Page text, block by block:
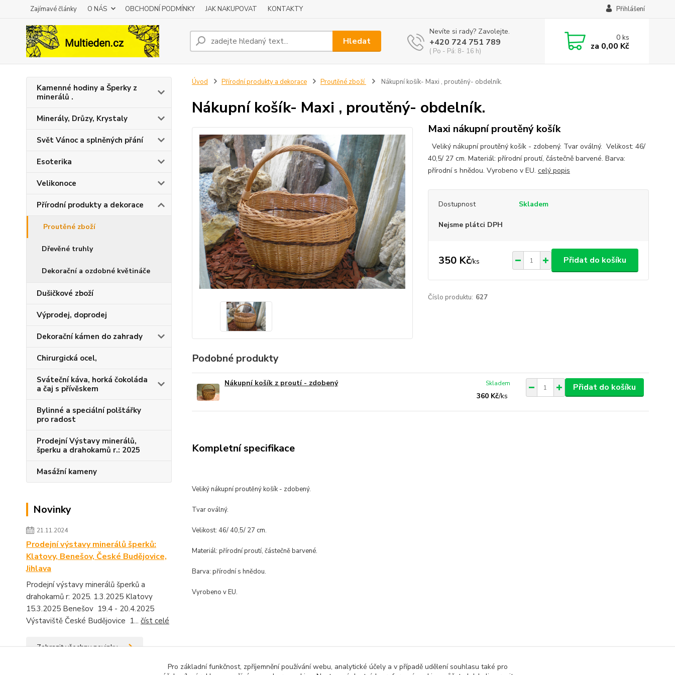
Zajímavé články O NÁS OBCHODNÍ PODMÍNKY JAK NAKUPOVAT KONTAKTY Přihlášení
Hledat
Nevíte si rady? Zavolejte.
+420 724 751 789
( Po - Pá: 8- 16 h)
0ks
za 0,00 Kč
Kamenné hodiny a Šperky z
minerálů .
Minerály, Drůzy, Krystaly
Svět Vánoc a splněných přání
Esoterika
Velikonoce
Přírodní produkty a dekorace
Proutěné zboží
Dřevěné truhly
Dekorační a ozdobné květináče
Dušičkové zboží
Výprodej, doprodej
Dekorační kámen do zahrady
Chirurgická ocel,
Sváteční káva, horká čokoláda
a čaj s přívěskem
Bylinné a speciální polštářky
pro radost
Prodejní Výstavy minerálů,
šperku a drahokamů r.: 2025
Masážní kameny
Novinky
21.11.2024
Prodejní výstavy minerálů šperků:
Klatovy, Benešov, České Budějovice,
Jihlava
Prodejní výstavy minerálů šperků a
drahokamů r: 2025. 1.3.2025 Klatovy
15.3.2025 Benešov 19.4 - 20.4.2025
Výstaviště České Budějovice 1... číst celé
Zobrazit všechny novinky
Úvod Přírodní produkty a dekorace Proutěné zboží Nákupní košík- Maxi , proutěný- obdelník.
Nákupní košík- Maxi , proutěný- obdelník.
Maxi nákupní proutěný košík
Veliký nákupní proutěný košík - zdobený. Tvar oválný. Velikost: 46/
40,5/ 27 cm. Materiál: přírodní proutí, částečně barvené. Barva:
přírodní s hnědou. Vyrobeno v EU. celý popis
Dostupnost Skladem
Nejsme plátci DPH
350 Kč/ks Přidat do košíku
Číslo produktu: 627
Podobné produkty
Nákupní košík z proutí - zdobený
360 Kč/ks
Skladem Přidat do košíku
Kompletní specifikace
Veliký nákupní proutěný košík - zdobený.
Tvar oválný.
Velikost: 46/ 40,5/ 27 cm.
Materiál: přírodní proutí, částečně barvené.
Barva: přírodní s hnědou.
Vyrobeno v EU.
Pro základní funkčnost, zpříjemnění používání webu, analytické účely a v případě udělení souhlasu také pro